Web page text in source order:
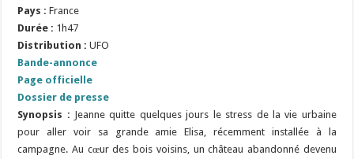
Pays : France
Durée : 1h47
Distribution : UFO
Bande-annonce
Page officielle
Dossier de presse
Synopsis : Jeanne quitte quelques jours le stress de la vie urbaine
pour aller voir sa grande amie Elisa, récemment installée à la
campagne. Au cœur des bois voisins, un château abandonné devenu